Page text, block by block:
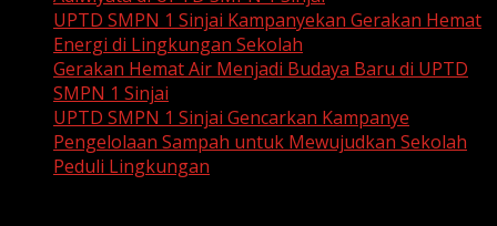
UPTD SMPN 1 Sinjai Kampanyekan Gerakan Hemat
Energi di Lingkungan Sekolah
Gerakan Hemat Air Menjadi Budaya Baru di UPTD
SMPN 1 Sinjai
UPTD SMPN 1 Sinjai Gencarkan Kampanye
Pengelolaan Sampah untuk Mewujudkan Sekolah
Peduli Lingkungan